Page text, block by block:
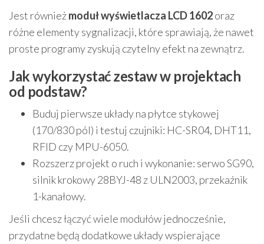
Jest równieżmoduł wyświetlacza LCD 1602oraz
różne elementy sygnalizacji, które sprawiają, że nawet
proste programy zyskują czytelny efekt na zewnątrz.
Jak wykorzystać zestaw w projektach
od podstaw?
Buduj pierwsze układy na płytce stykowej
(170/830 pól) i testuj czujniki: HC-SR04, DHT11,
RFID czy MPU-6050.
Rozszerz projekt o ruch i wykonanie: serwo SG90,
silnik krokowy 28BYJ-48 z ULN2003, przekaźnik
1-kanałowy.
Jeśli chcesz łączyć wiele modułów jednocześnie,
przydatne będą dodatkowe układy wspierające